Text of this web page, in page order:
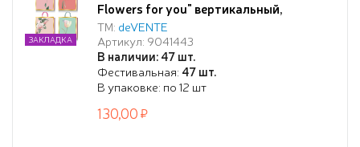
Flowers for you" вертикальный,
31x42x12 см, тиснение фольгой, бумага
210 г/м², ассорти 4 дизайна
ТМ: deVENTE
Артикул: 9041443
В наличии: 47 шт.
Фестивальная: 47 шт.
В упаковке: по 12 шт
ЗАКЛАДКА
130,00